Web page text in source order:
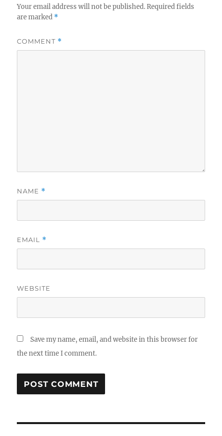
Your email address will not be published. Required fields
are marked *
COMMENT *
NAME *
EMAIL *
WEBSITE
Save my name, email, and website in this browser for
the next time I comment.